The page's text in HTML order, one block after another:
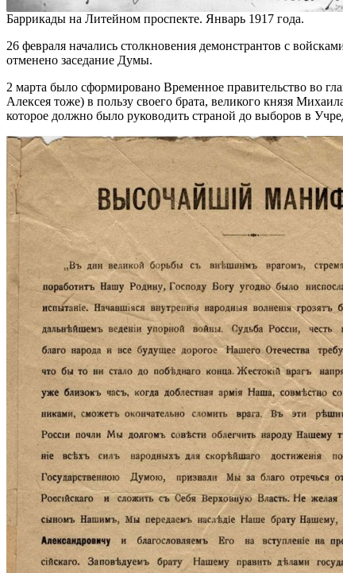
Баррикады на Литейном проспекте. Январь 1917 года.
26 февраля начались столкновения демонстрантов с
отменено заседание Думы.
2 марта было сформировано Временное правительство во
Алексея тоже) в пользу своего брата, великого князя
которое должно было руководить страной до выборов в